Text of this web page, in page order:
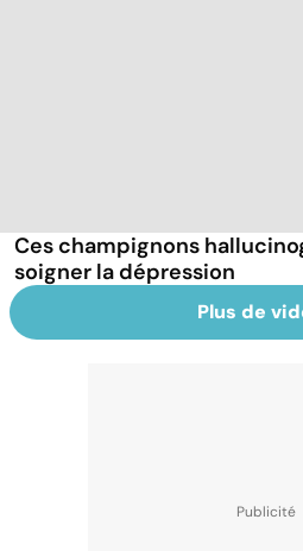
Ces champignons
soigner la dépression
Plus de